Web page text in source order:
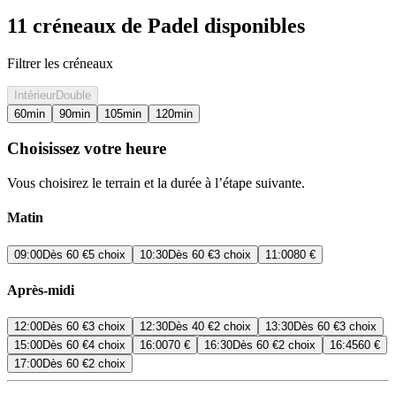
11 créneaux de Padel disponibles
Filtrer les créneaux
IntérieurDouble
60min 90min 105min 120min
Choisissez votre heure
Vous choisirez le terrain et la durée à l’étape suivante.
Matin
09:00Dès 60 €5 choix 10:30Dès 60 €3 choix 11:0080 €
Après-midi
12:00Dès 60 €3 choix 12:30Dès 40 €2 choix 13:30Dès 60 €3 choix
15:00Dès 60 €4 choix 16:0070 € 16:30Dès 60 €2 choix 16:4560 €
17:00Dès 60 €2 choix